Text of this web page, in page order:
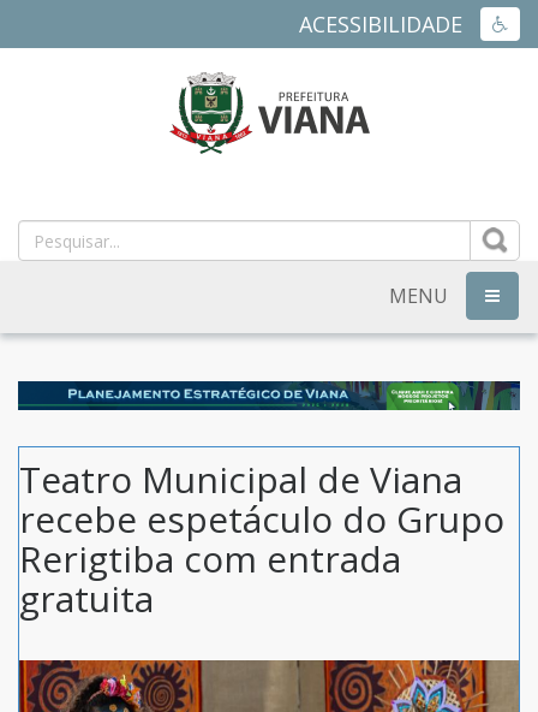
ACESSIBILIDADE
MUNICIPAL
DE
VIANA
ES
MENU
Teatro Municipal de Viana
recebe espetáculo do Grupo
Rerigtiba com entrada
gratuita